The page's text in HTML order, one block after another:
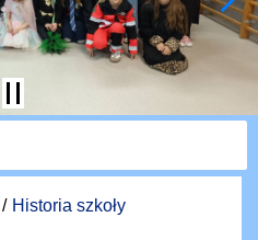
Historia szkoły